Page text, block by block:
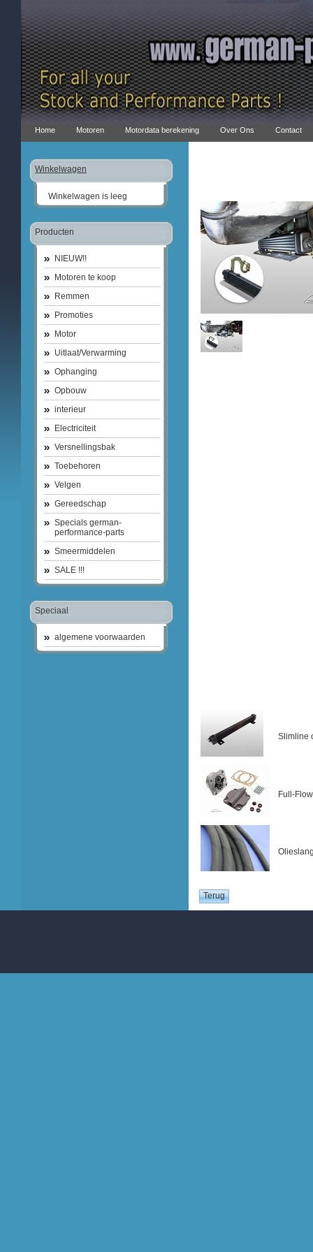
Home Motoren Motordata berekening Over Ons Contact
Winkelwagen
Winkelwagen is leeg
Producten
NIEUW!!
Motoren te koop
Remmen
Promoties
Motor
Uitlaat/Verwarming
Ophanging
Opbouw
interieur
Electriciteit
Versnellingsbak
Toebehoren
Velgen
Gereedschap
Specials german-
performance-parts
Smeermiddelen
SALE !!!
Speciaal
algemene voorwaarden
Slimline
Full-